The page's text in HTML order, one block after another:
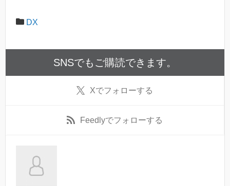
DX
SNSでもご購読できます。
Xでフォローする
Feedlyでフォローする